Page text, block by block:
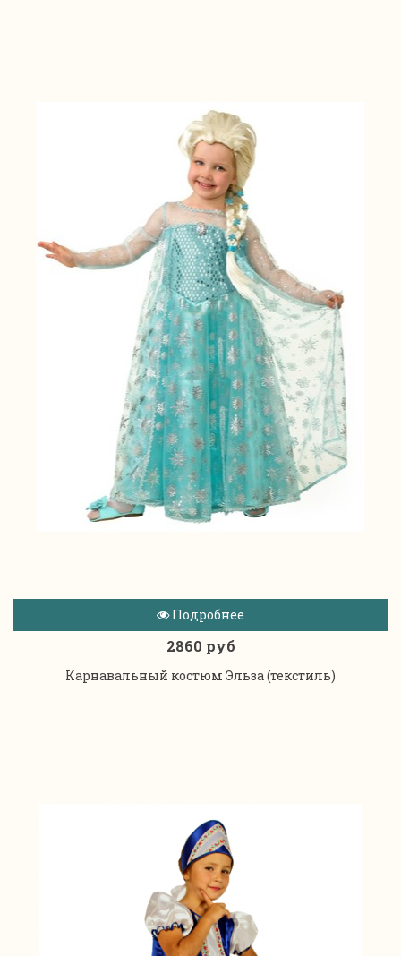
Подробнее
2860 руб
Карнавальный костюм Эльза (текстиль)